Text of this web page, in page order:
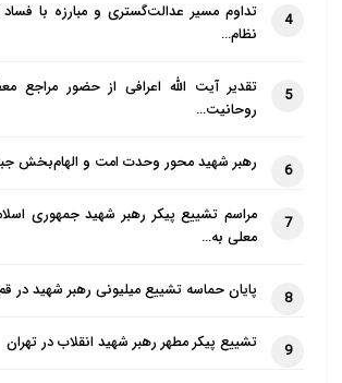
4
تداوم مسیر عدالت‌گستری و مبارزه با
نظام…
5
تقدیر آیت الله اعرافی از حضور مراجع
روحانیت…
6 رهبر شهید محور وحدت امت و الهام‌بخش
7
مراسم تشییع پیکر رهبر شهید جمهوری
معلی به…
8 پایان حماسه تشییع میلیونی رهبر شهید در
9 تشییع پیکر مطهر رهبر شهید انقلاب در تهران